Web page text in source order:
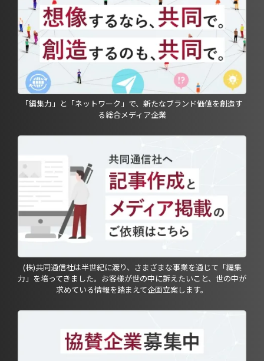
「編集力」と「ネットワーク」で、新たなブランド価値を創造す
る総合メディア企業
(株)共同通信社は半世紀に渡り、さまざまな事業を通じて「編集
力」を培ってきました。お客様が世の中に訴えたいこと、世の中が
求めている情報を踏まえて企画立案します。